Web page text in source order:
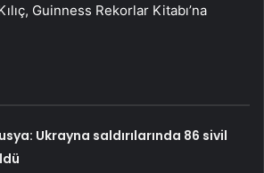
Guinness Rekorlar Kitabı’na
Ukrayna saldırılarında 86 sivil